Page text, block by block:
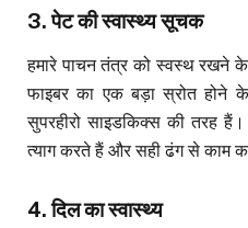
3.पेट की स्वास्थ्य सूचक
हमारे पाचन तंत्र को स्वस्थ रखने के
फाइबर का एक बड़ा स्रोत होने
सुपरहीरो साइडकिक्स की तरह
त्याग करते हैं और सही ढंग से काम
4.दिल का स्वास्थ्य